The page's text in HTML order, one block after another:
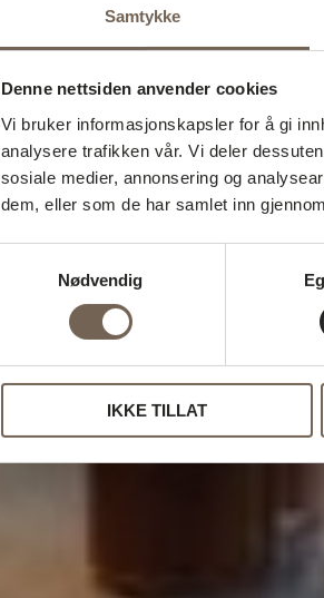
Samtykke
Denne nettsiden anvender cookies
Vi bruker informasjonskapsler for å gi
analysere trafikken vår. Vi deler
sosiale medier, annonsering og
dem, eller som de har samlet inn
Nødvendig
IKKE TILLAT